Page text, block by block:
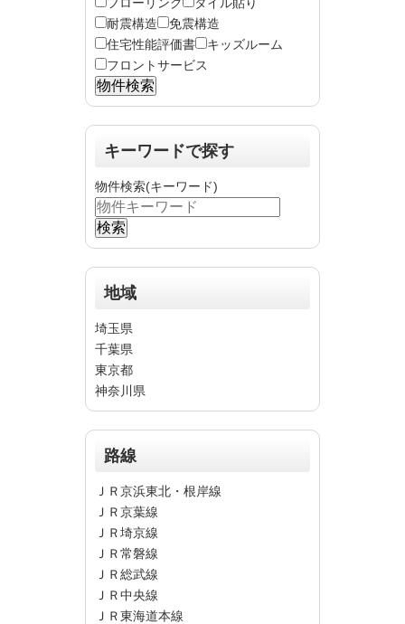
耐震構造
免震構造
住宅性能評価書
キッズルーム
フロントサービス
キーワードで探す
物件検索(キーワード)
地域
埼玉県
千葉県
東京都
神奈川県
路線
ＪＲ京浜東北・根岸線
ＪＲ京葉線
ＪＲ埼京線
ＪＲ常磐線
ＪＲ総武線
ＪＲ中央線
ＪＲ東海道本線